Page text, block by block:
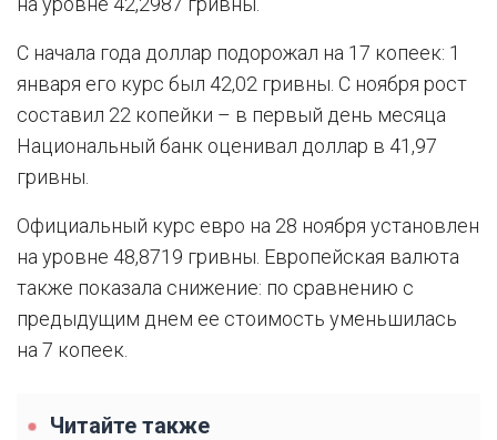
С начала года доллар подорожал на 17 копеек: 1
января его курс был 42,02 гривны. С ноября рост
составил 22 копейки – в первый день месяца
Национальный банк оценивал доллар в 41,97
гривны.
Официальный курс евро на 28 ноября установлен
на уровне 48,8719 гривны. Европейская валюта
также показала снижение: по сравнению с
предыдущим днем ее стоимость уменьшилась
на 7 копеек.
Читайте также